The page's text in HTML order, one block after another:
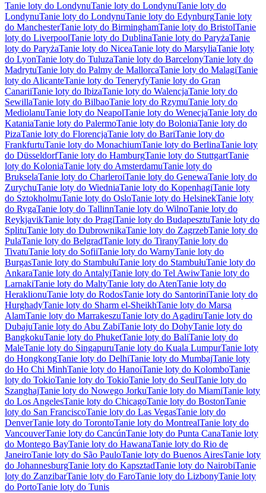
Tanie loty do LondynuTanie loty do LondynuTanie loty do
LondynuTanie loty do LondynuTanie loty do EdynburgTanie loty
do ManchesterTanie loty do BirminghamTanie loty do BristolTanie
loty do LiverpoolTanie loty do DublinaTanie loty do ParyżaTanie
loty do ParyżaTanie loty do NiceaTanie loty do MarsyliaTanie loty
do LyonTanie loty do TuluzaTanie loty do BarcelonyTanie loty do
MadrytuTanie loty do Palmy de MallorcaTanie loty do MalagiTanie
loty do AlicanteTanie loty do TeneryfyTanie loty do Gran
CanariiTanie loty do IbizaTanie loty do WalencjaTanie loty do
SewillaTanie loty do BilbaoTanie loty do RzymuTanie loty do
MediolanuTanie loty do NeapolTanie loty do WenecjaTanie loty do
KataniaTanie loty do PalermoTanie loty do BoloniaTanie loty do
PizaTanie loty do FlorencjaTanie loty do BariTanie loty do
FrankfurtuTanie loty do MonachiumTanie loty do BerlinaTanie loty
do DüsseldorfTanie loty do HamburgTanie loty do StuttgartTanie
loty do KoloniaTanie loty do AmsterdamuTanie loty do
BrukselaTanie loty do CharleroiTanie loty do GenewaTanie loty do
ZurychuTanie loty do WiedniaTanie loty do KopenhagiTanie loty
do SztokholmuTanie loty do OsloTanie loty do HelsinekTanie loty
do RygaTanie loty do TallinnTanie loty do WilnoTanie loty do
ReykjavikTanie loty do PragiTanie loty do BudapesztuTanie loty do
SplituTanie loty do DubrownikaTanie loty do ZagrzebTanie loty do
PulaTanie loty do BelgradTanie loty do TiranyTanie loty do
TivatuTanie loty do SofiiTanie loty do WarnyTanie loty do
BurgasTanie loty do StambułuTanie loty do StambułuTanie loty do
AnkaraTanie loty do AntalyiTanie loty do Tel AwiwTanie loty do
LarnakiTanie loty do MaltyTanie loty do AtenTanie loty do
HeraklionuTanie loty do RodosTanie loty do SantoriniTanie loty do
HurghadyTanie loty do Sharm el-SheikhTanie loty do Marsa
AlamTanie loty do MarrakeszuTanie loty do AgadiruTanie loty do
DubajuTanie loty do Abu ZabiTanie loty do DohyTanie loty do
BangkokuTanie loty do PhuketTanie loty do BaliTanie loty do
MaleTanie loty do SingapuruTanie loty do Kuala LumpurTanie loty
do HongkongTanie loty do DelhiTanie loty do MumbajTanie loty
do Ho Chi MinhTanie loty do HanoiTanie loty do KolomboTanie
loty do TokioTanie loty do TokioTanie loty do SeulTanie loty do
SzanghajTanie loty do Nowego JorkuTanie loty do MiamiTanie loty
do Los AngelesTanie loty do ChicagoTanie loty do BostonTanie
loty do San FranciscoTanie loty do Las VegasTanie loty do
DenverTanie loty do TorontoTanie loty do MontrealTanie loty do
VancouverTanie loty do CancúnTanie loty do Punta CanaTanie loty
do Montego BayTanie loty do HawanaTanie loty do Rio de
JaneiroTanie loty do São PauloTanie loty do Buenos AiresTanie loty
do JohannesburgTanie loty do KapsztadTanie loty do NairobiTanie
loty do ZanzibarTanie loty do FaroTanie loty do LizbonyTanie loty
do PortoTanie loty do Tunis